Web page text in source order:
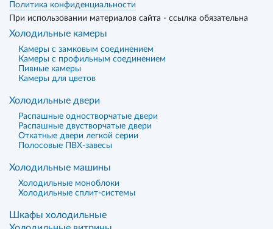
Политика конфиденциальности
При использовании материалов сайта - ссылка обязательна
Холодильные камеры
Камеры с замковым соединением
Камеры с профильным соединением
Пивные камеры
Камеры для цветов
Холодильные двери
Распашные одностворчатые двери
Распашные двустворчатые двери
Откатные двери легкой серии
Полосовые ПВХ-завесы
Холодильные машины
Холодильные моноблоки
Холодильные сплит-системы
Шкафы холодильные